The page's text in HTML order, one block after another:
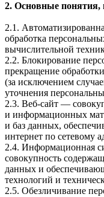
2. Основные понятия,
2.1.
обработка
вычислительной
2.2. Блокирование
прекращение
(за исключением
уточнения
2.3. Веб-сайт —
и информационных
и баз данных,
интернет по сетевому
2.4. Информационная
совокупность
данных и
технологий и
2.5. Обезличивание